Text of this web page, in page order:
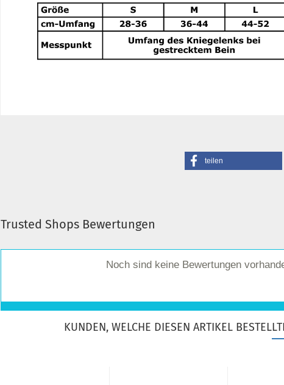
teilen
Trusted Shops Bewertungen
Noch sind keine Bewertungen
KUNDEN, WELCHE DIESEN ARTIKEL